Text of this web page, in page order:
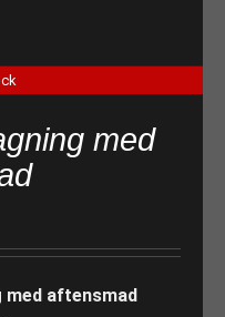
med
med aftensmad